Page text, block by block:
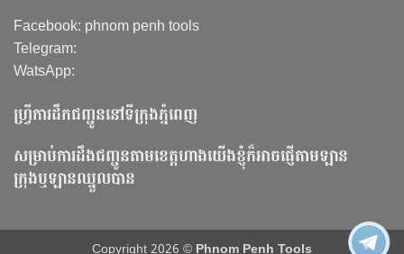
Facebook: phnom penh tools
Telegram:
WatsApp:
ហ្វ្រីការដឹកជញ្ជូននៅទីក្រុងភ្នំពេញ
សម្រាប់ការដឹងជញ្ជូនតាមខេត្តហាងយើងខ្ញុំក៏អាចផ្ញើតាមឡាន
ក្រុងឬឡានឈ្នួលបាន
Copyright 2026 ©Phnom Penh Tools